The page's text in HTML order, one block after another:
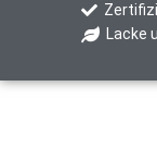
Lacke